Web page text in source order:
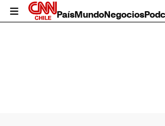
PaísMundoNegocios